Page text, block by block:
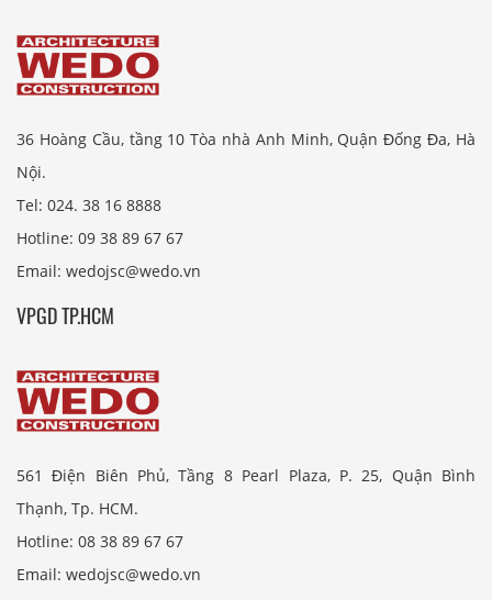
36 Hoàng Cầu, tầng 10 Tòa nhà Anh Minh, Quận Đống Đa, Hà
Nội.
Tel: 024. 38 16 8888
Hotline: 09 38 89 67 67
Email: wedojsc@wedo.vn
VPGD TP.HCM
561 Điện Biên Phủ, Tầng 8 Pearl Plaza, P. 25, Quận Bình
Thạnh, Tp. HCM.
Hotline: 08 38 89 67 67
Email: wedojsc@wedo.vn